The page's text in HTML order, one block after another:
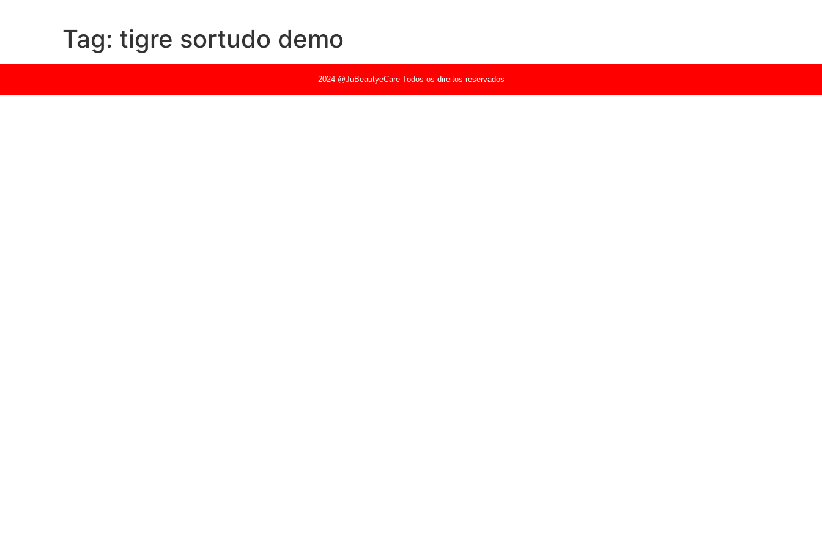
Tag: tigre sortudo demo
2024 @JuBeautyeCare Todos os direitos reservados